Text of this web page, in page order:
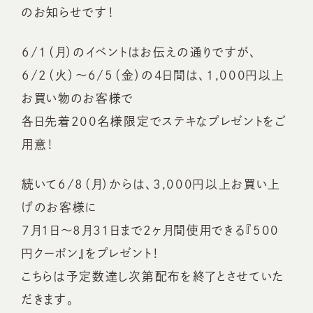
のお知らせです！
6/1（月）のイベントはお伝えの通りですが、
6/2（火）～6/5（金）の４日間は、1,000円以上
お買い物のお客様で
各日先着200名様限定でステキなプレゼントをご
用意！
続いて6/8（月）からは、3,000円以上お買い上
げのお客様に
７月１日～８月３１日まで２ヶ月間使用できる『500
円クーポン』をプレゼント！
こちらは予定数達し次第配布を終了とさせていた
だきます。